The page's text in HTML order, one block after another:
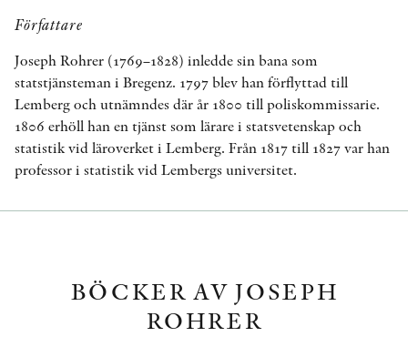
Författare
Joseph Rohrer (1769–1828) inledde sin bana som
statstjänsteman i Bregenz. 1797 blev han förflyttad till
Lemberg och utnämndes där år 1800 till poliskommissarie.
1806 erhöll han en tjänst som lärare i statsvetenskap och
statistik vid läroverket i Lemberg. Från 1817 till 1827 var han
professor i statistik vid Lembergs universitet.
BÖCKER AV JOSEPH
ROHRER